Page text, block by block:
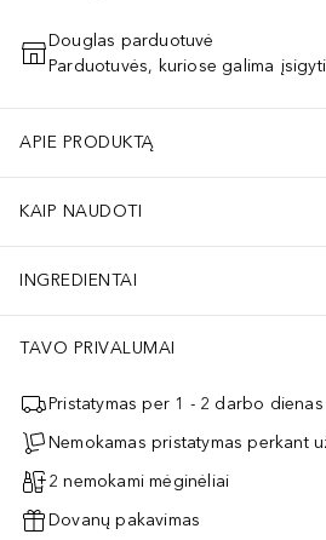
PRIDĖTI Į
Douglas parduotuvė
Parduotuvės, kuriose galima įsigyti
APIE PRODUKTĄ
KAIP NAUDOTI
INGREDIENTAI
TAVO PRIVALUMAI
Pristatymas per 1 - 2 darbo dienas
Nemokamas pristatymas perkant
2 nemokami mėginėliai
Dovanų pakavimas